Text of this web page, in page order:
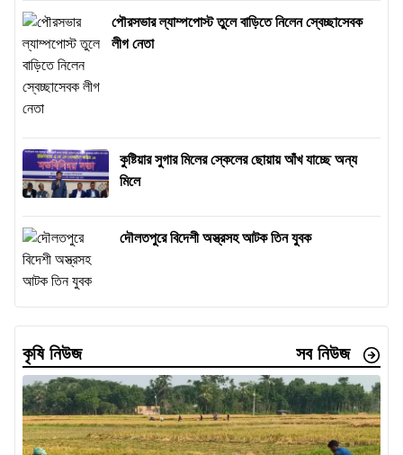
পৌরসভার ল্যাম্পপোস্ট তুলে বাড়িতে নিলেন স্বেচ্ছাসেবক
লীগ নেতা
কুষ্টিয়ার সুগার মিলের স্কেলের ছোয়ায় আঁখ যাচ্ছে অন্য
মিলে
দৌলতপুরে বিদেশী অস্ত্রসহ আটক তিন যুবক
কৃষি নিউজ সব নিউজ